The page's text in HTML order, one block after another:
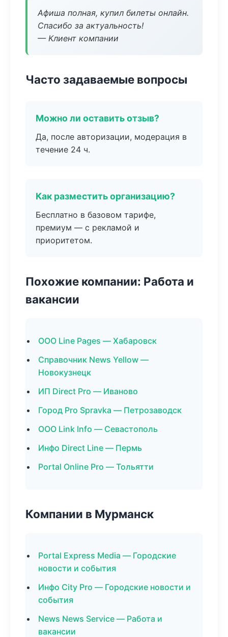
Афиша полная, купил билеты онлайн.
Спасибо за актуальность!
— Клиент компании
Часто задаваемые вопросы
Можно ли оставить отзыв?
Да, после авторизации, модерация в
течение 24 ч.
Как разместить организацию?
Бесплатно в базовом тарифе,
премиум — с рекламой и
приоритетом.
Похожие компании: Работа и
вакансии
ООО Line Pages — Хабаровск
Справочник News Yellow —
Новокузнецк
ИП Direct Pro — Иваново
Город Pro Spravka — Петрозаводск
ООО Link Info — Севастополь
Инфо Direct Line — Пермь
Portal Online Pro — Тольятти
Компании в Мурманск
Portal Express Media — Городские
новости и события
Инфо City Pro — Городские новости и
события
News News Service — Работа и
вакансии